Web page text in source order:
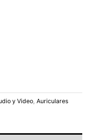
y Video, Auriculares